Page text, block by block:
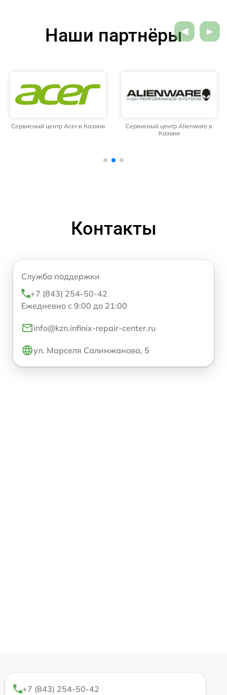
Наши партнёры
Сервисный центр Acer в Казани
Сервисный центр Alienware в
Казани
Контакты
Служба поддержки
+7 (843) 254-50-42
Ежедневно с 9:00 до 21:00
info@kzn.infinix-repair-center.ru
ул. Марселя Салимжанова, 5
+7 (843) 254-50-42